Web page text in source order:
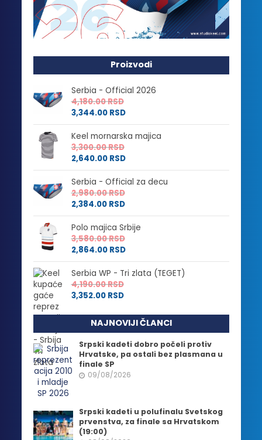
Proizvodi
Serbia - Official 2026
4,180.00RSD
3,344.00 RSD
Keel mornarska majica
3,300.00RSD
2,640.00 RSD
Serbia - Official za decu
2,980.00RSD
2,384.00 RSD
Polo majica Srbije
3,580.00RSD
2,864.00 RSD
Serbia WP - Tri zlata (TEGET)
4,190.00RSD
3,352.00 RSD
NAJNOVIJI ČLANCI
Srpski kadeti dobro počeli protiv
Hrvatske, pa ostali bez plasmana u
finale SP
09/08/2026
Srpski kadeti u polufinalu Svetskog
prvenstva, za finale sa Hrvatskom
(19:00)